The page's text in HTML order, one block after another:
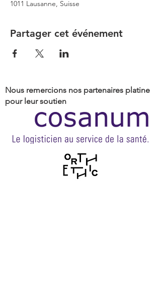
1011 Lausanne, Suisse
Partager cet événement
Nous remercions nos partenaires platine
pour leur soutien